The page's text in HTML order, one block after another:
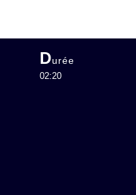
Durée
02:20